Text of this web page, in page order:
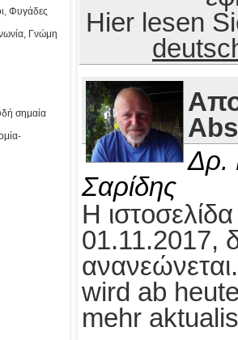
Φυγάδες
Γνώμη
σημαία
Hier lesen
Δρ.
Σαρίδης
Η
01.11.2017,
wird ab
mehr